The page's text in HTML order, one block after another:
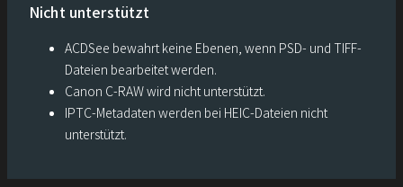
Nicht unterstützt
ACDSee bewahrt keine Ebenen, wenn PSD- und TIFF-
Dateien bearbeitet werden.
Canon C-RAW wird nicht unterstützt.
IPTC-Metadaten werden bei HEIC-Dateien nicht
unterstützt.